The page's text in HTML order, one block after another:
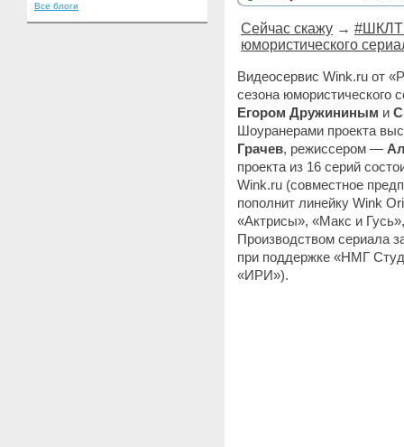
Все блоги
Сейчас скажу → #ШКЛТ
юмористического
Видеосервис Wink.ru от
сезона
Егором Дружининым и
Шоуранерами проекта
Грачев, режиссером —
проекта из 16 серий
Wink.ru (совместное
пополнит линейку Wink
«Актрисы», «Макс и
Производством сериала
при поддержке «НМГ
«‎ИРИ»‎).